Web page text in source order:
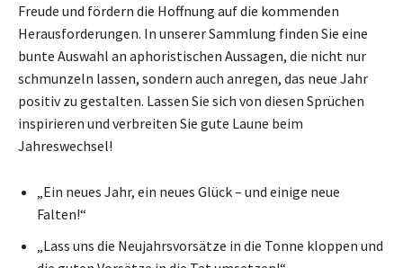
Freude und fördern die Hoffnung auf die kommenden
Herausforderungen. In unserer Sammlung finden Sie eine
bunte Auswahl an aphoristischen Aussagen, die nicht nur
schmunzeln lassen, sondern auch anregen, das neue Jahr
positiv zu gestalten. Lassen Sie sich von diesen Sprüchen
inspirieren und verbreiten Sie gute Laune beim
Jahreswechsel!
„Ein neues Jahr, ein neues Glück – und einige neue
Falten!“
„Lass uns die Neujahrsvorsätze in die Tonne kloppen und